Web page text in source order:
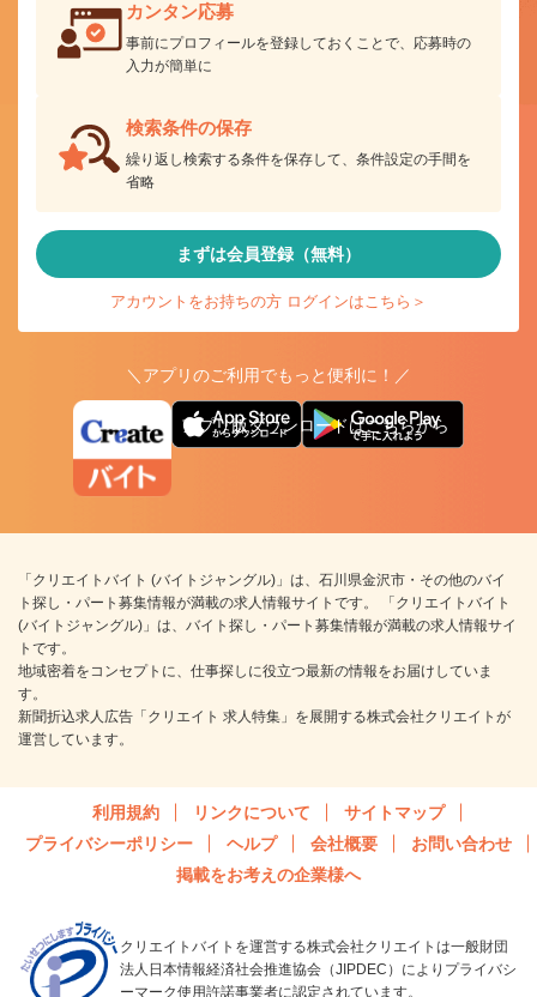
カンタン応募
事前にプロフィールを登録しておくことで、応募時の
入力が簡単に
検索条件の保存
繰り返し検索する条件を保存して、条件設定の手間を
省略
まずは会員登録（無料）
アカウントをお持ちの方 ログインはこちら＞
＼アプリのご利用でもっと便利に！／
アプリ版ダウンロードはこちらから
「クリエイトバイト (バイトジャングル)」は、石川県金沢市・その他のバイ
ト探し・パート募集情報が満載の求人情報サイトです。 「クリエイトバイト
(バイトジャングル)」は、バイト探し・パート募集情報が満載の求人情報サイ
トです。
地域密着をコンセプトに、仕事探しに役立つ最新の情報をお届けしていま
す。
新聞折込求人広告「クリエイト 求人特集」を展開する株式会社クリエイトが
運営しています。
利用規約 リンクについて
サイトマップ
プライバシーポリシー
ヘルプ 会社概要
お問い合わせ
掲載をお考えの企業様へ
クリエイトバイトを運営する株式会社クリエイトは一般財団
法人日本情報経済社会推進協会（JIPDEC）によりプライバシ
ーマーク使用許諾事業者に認定されています。